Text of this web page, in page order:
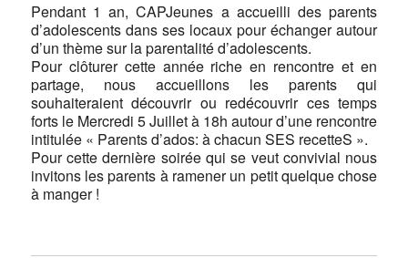
Pendant 1 an, CAPJeunes a accueilli des parents
d’adolescents dans ses locaux pour échanger autour
d’un thème sur la parentalité d’adolescents.
Pour clôturer cette année riche en rencontre et en
partage, nous accueillons les parents qui
souhaiteraient découvrir ou redécouvrir ces temps
forts le Mercredi 5 Juillet à 18h autour d’une rencontre
intitulée « Parents d’ados: à chacun SES recetteS ».
Pour cette dernière soirée qui se veut convivial nous
invitons les parents à ramener un petit quelque chose
à manger !